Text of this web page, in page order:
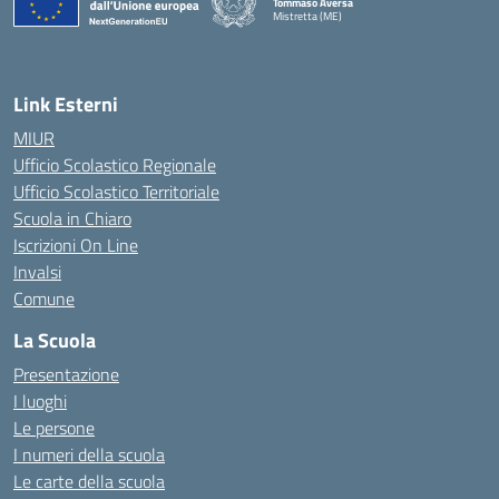
Mistretta (ME)
Link Esterni
MIUR
Ufficio Scolastico Regionale
Ufficio Scolastico Territoriale
Scuola in Chiaro
Iscrizioni On Line
Invalsi
Comune
La Scuola
Presentazione
I luoghi
Le persone
I numeri della scuola
Le carte della scuola